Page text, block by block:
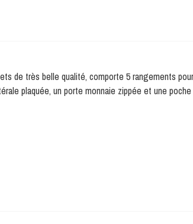
de très belle qualité, comporte 5 rangements
plaquée, un porte monnaie zippée et une